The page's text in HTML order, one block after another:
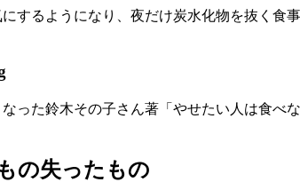
するようになり、夜だけ炭水化物を抜く
った鈴木その子さん著「やせたい人は食
の失ったもの